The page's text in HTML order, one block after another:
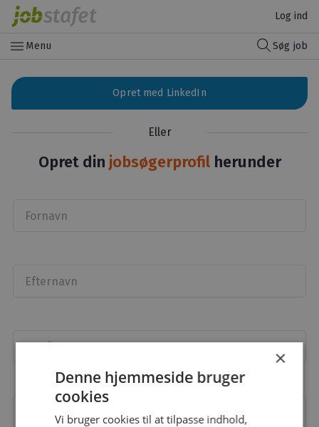
Log ind
menu Menu Søg job
Opret med LinkedIn
Eller
Opret din jobsøgerprofil herunder
Fornavn
Efternavn
Email
Adgangskode
×
Denne hjemmeside bruger
cookies
Vi bruger cookies til at tilpasse indhold,